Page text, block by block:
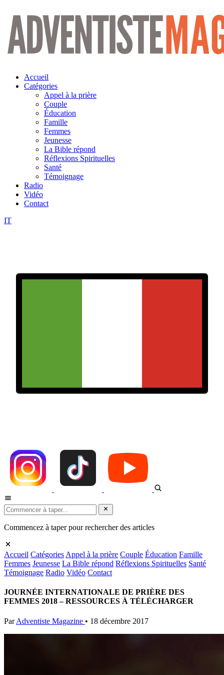
Aller
contenu
Accueil
Catégories
Appel à la prière
Couple
Éducation
Famille
Femmes
Jeunesse
La Bible répond
Réflexions Spirituelles
Santé
Témoignage
Radio
Vidéo
Contact
IT
Commencez à taper pour rechercher des articles
Accueil Catégories Appel à la prière Couple Éducation Famille
Femmes Jeunesse La Bible répond Réflexions Spirituelles Santé
Témoignage Radio Vidéo Contact
JOURNÉE INTERNATIONALE DE PRIÈRE DES
FEMMES 2018 – RESSOURCES À TÉLÉCHARGER
Par Adventiste Magazine • 18 décembre 2017